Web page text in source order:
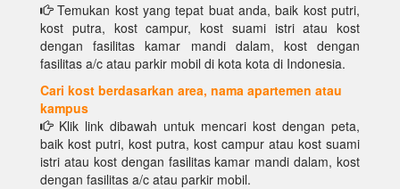
Temukan kost yang tepat buat anda, baik kost putri,
kost putra, kost campur, kost suami istri atau kost
dengan fasilitas kamar mandi dalam, kost dengan
fasilitas a/c atau parkir mobil di kota kota di Indonesia.
Cari kost berdasarkan area, nama apartemen atau
kampus
Klik link dibawah untuk mencari kost dengan peta,
baik kost putri, kost putra, kost campur atau kost suami
istri atau kost dengan fasilitas kamar mandi dalam, kost
dengan fasilitas a/c atau parkir mobil.